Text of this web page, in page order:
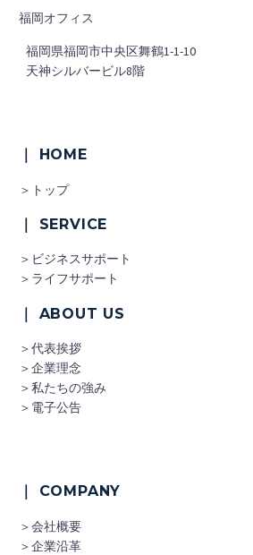
福岡オフィス
福岡県福岡市中央区舞鶴1-1-10
天神シルバービル8階
｜ HOME
＞トップ
｜ SERVICE
＞ビジネスサポート
＞ライフサポート
｜ ABOUT US
＞代表挨拶
＞企業理念
＞私たちの強み
＞電子公告
｜ COMPANY
＞会社概要
＞企業沿革